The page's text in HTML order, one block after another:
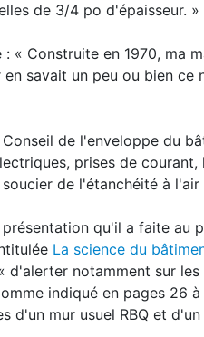
de 3/4 po d'épaisseur. »
« Construite en 1970, ma
savait un peu ou bien ce
de l'enveloppe du
prises de
de l'étanchéité à l'air
qu'il a faite au
La science du
d'alerter notamment sur
indiqué en pages 26
d'un mur usuel RBQ et